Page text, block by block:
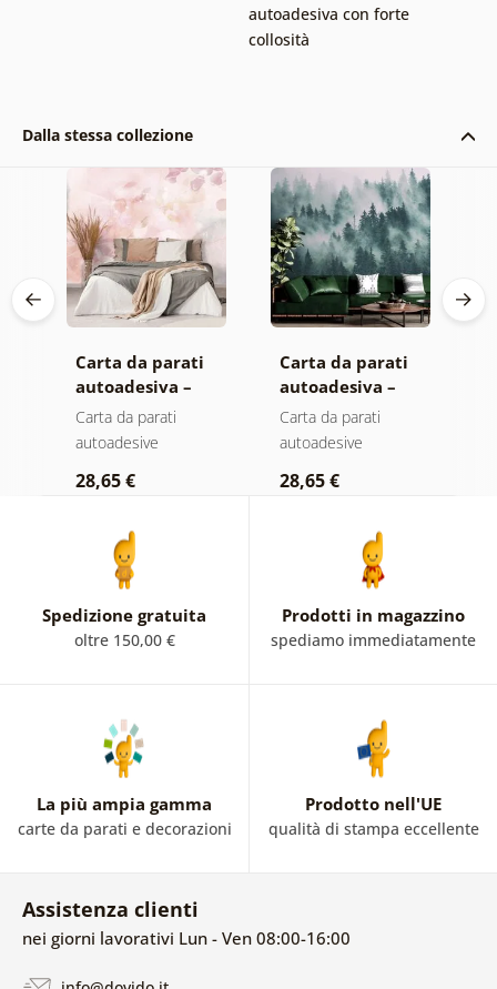
autoadesiva con forte
collosità
Dalla stessa collezione
Carta da parati
autoadesiva –
Foglie con
sfumatura
Carta da parati
autoadesive
28,65 €
Carta da parati
autoadesiva –
Foresta nella
nebbia
Carta da parati
autoadesive
28,65 €
Spedizione gratuita
oltre 150,00 €
Prodotti in magazzino
spediamo immediatamente
La più ampia gamma
carte da parati e decorazioni
Prodotto nell'UE
qualità di stampa eccellente
Assistenza clienti
nei giorni lavorativi Lun - Ven 08:00-16:00